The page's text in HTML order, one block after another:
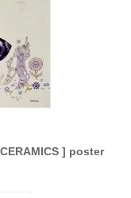
] poster